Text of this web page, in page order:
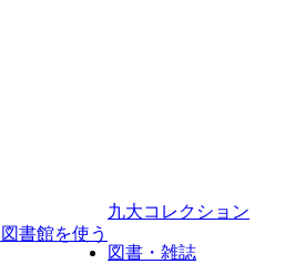
図書館を使う
九大コレクション
図書・雑誌